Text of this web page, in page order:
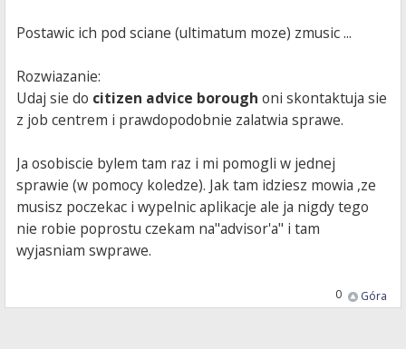
Postawic ich pod sciane (ultimatum moze) zmusic ...
Rozwiazanie:
Udaj sie do citizen advice borough oni skontaktuja sie
z job centrem i prawdopodobnie zalatwia sprawe.
Ja osobiscie bylem tam raz i mi pomogli w jednej
sprawie (w pomocy koledze). Jak tam idziesz mowia ,ze
musisz poczekac i wypelnic aplikacje ale ja nigdy tego
nie robie poprostu czekam na"advisor'a" i tam
wyjasniam swprawe.
Góra
0